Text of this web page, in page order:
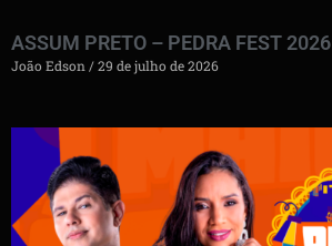
ASSUM PRETO – PEDRA FEST 2026
João Edson 29 de julho de 2026